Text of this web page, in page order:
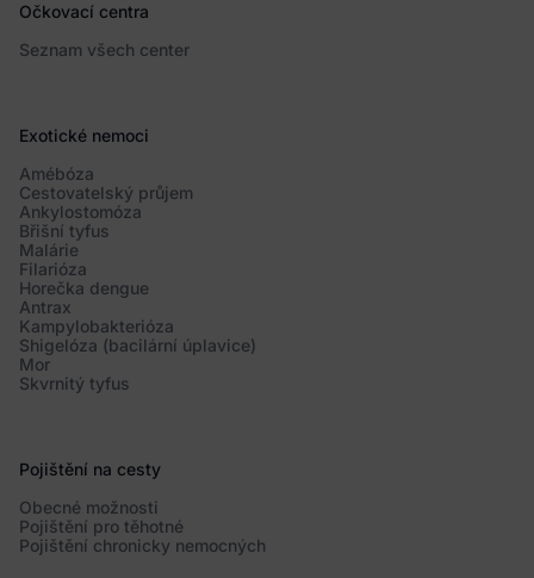
Očkovací centra
Seznam všech center
Exotické nemoci
Amébóza
Cestovatelský průjem
Ankylostomóza
Břišní tyfus
Malárie
Filarióza
Horečka dengue
Antrax
Kampylobakterióza
Shigelóza (bacilární úplavice)
Mor
Skvrnitý tyfus
Pojištění na cesty
Obecné možnosti
Pojištění pro těhotné
Pojištění chronicky nemocných